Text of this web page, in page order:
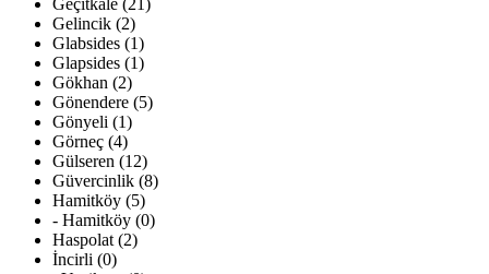
Geçitkale (21)
Gelincik (2)
Glabsides (1)
Glapsides (1)
Gökhan (2)
Gönendere (5)
Gönyeli (1)
Görneç (4)
Gülseren (12)
Güvercinlik (8)
Hamitköy (5)
- Hamitköy (0)
Haspolat (2)
İncirli (0)